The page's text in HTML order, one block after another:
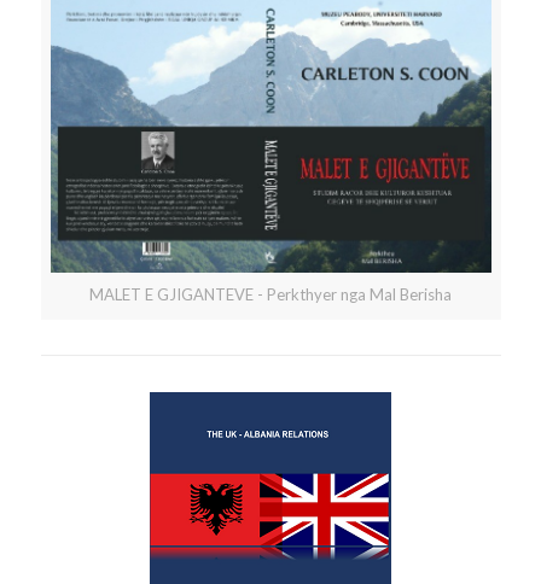
MALET E GJIGANTEVE - Perkthyer nga Mal Berisha